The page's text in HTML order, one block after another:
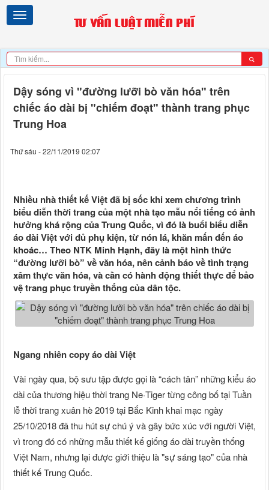
Dậy sóng vì "đường lưỡi bò văn hóa" trên
chiếc áo dài bị "chiếm đoạt" thành trang phục
Trung Hoa
Thứ sáu - 22/11/2019 02:07
Nhiều nhà thiết kế Việt đã bị sốc khi xem chương trình
biểu diễn thời trang của một nhà tạo mẫu nổi tiếng có ảnh
hưởng khá rộng của Trung Quốc, vì đó là buổi biểu diễn
áo dài Việt với đủ phụ kiện, từ nón lá, khăn mấn đến áo
khoác… Theo NTK Minh Hạnh, đây là một hình thức
“đường lưỡi bò” về văn hóa, nên cảnh báo về tình trạng
xâm thực văn hóa, và cần có hành động thiết thực để bảo
vệ trang phục truyền thống của dân tộc.
Ngang nhiên copy áo dài Việt
Vài ngày qua, bộ sưu tập được gọi là “cách tân” những kiểu áo
dài của thương hiệu thời trang Ne·Tiger từng công bố tại Tuần
lễ thời trang xuân hè 2019 tại Bắc Kinh khai mạc ngày
25/10/2018 đã thu hút sự chú ý và gây bức xúc với người Việt,
vì trong đó có những mẫu thiết kế giống áo dài truyền thống
Việt Nam, nhưng lại được giới thiệu là "sự sáng tạo" của nhà
thiết kế Trung Quốc.